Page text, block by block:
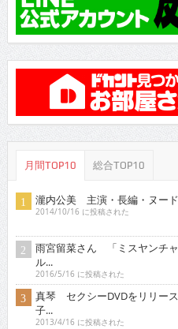
月間TOP10 総合TOP10
瀧内公美 主演・長編・ヌー
2014/10/16 に投稿された
雨宮留菜さん 「ミスヤンチ
ル...
2016/5/16 に投稿された
真琴 セクシーDVDをリリー
子...
2013/4/16 に投稿された